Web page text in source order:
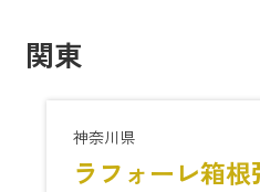
関東
神奈川県
ラフォーレ箱